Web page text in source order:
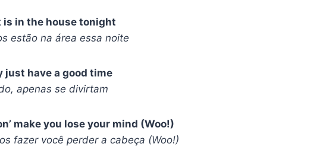
is in the house tonight
estão na área essa noite
just have a good time
apenas se divirtam
make you lose your mind (Woo!)
fazer você perder a cabeça (Woo!)